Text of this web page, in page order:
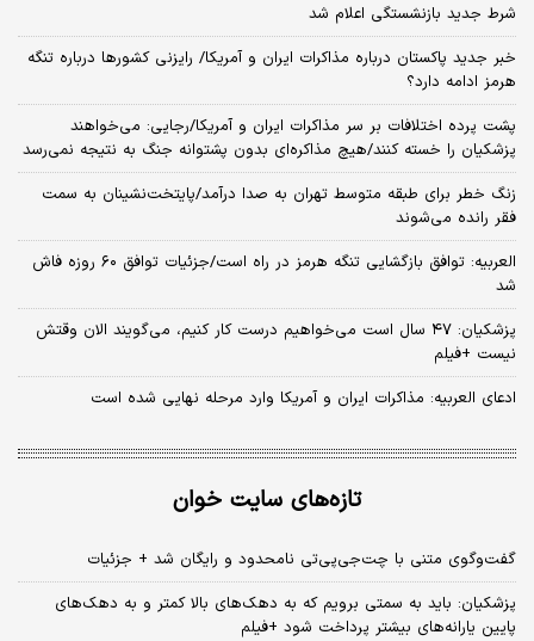
شرط جدید بازنشستگی اعلام شد
خبر جدید پاکستان درباره مذاکرات ایران و آمریکا/ رایزنی کشورها درباره تنگه
هرمز ادامه دارد؟
پشت پرده اختلافات بر سر مذاکرات ایران و آمریکا/رجایی: می‌خواهند
پزشکیان را خسته کنند/هیچ مذاکره‌ای بدون پشتوانه جنگ به نتیجه نمی‌رسد
زنگ خطر برای طبقه متوسط تهران به صدا درآمد/پایتخت‌نشینان به سمت
فقر رانده می‌شوند
العربیه: توافق بازگشایی تنگه هرمز در راه است/جزئیات توافق ۶۰ روزه فاش
شد
پزشکیان: ۴۷ سال است می‌خواهیم درست کار کنیم، می‌گویند الان وقتش
نیست +فیلم
ادعای العربیه: مذاکرات ایران و آمریکا وارد مرحله نهایی شده است
تازه‌های سایت خوان
گفت‌وگوی متنی با چت‌جی‌پی‌تی نامحدود و رایگان شد + جزئیات
پزشکیان: باید به سمتی برویم که به دهک‌های بالا کمتر و به دهک‌های
پایین یارانه‌های بیشتر پرداخت شود +فیلم